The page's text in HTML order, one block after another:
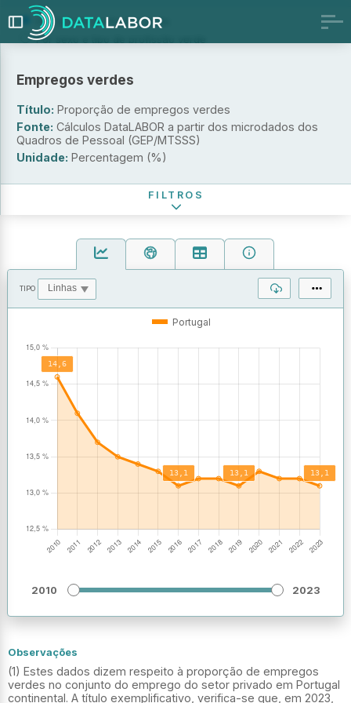
TIPO
Portugal
2010 2023
Observações
(1) Estes dados dizem respeito à proporção de empregos
verdes no conjunto do emprego do setor privado em Portugal
continental. A título exemplificativo, verifica-se que, em 2023,
Empregos verdes
Título: Proporção de empregos verdes
Fonte: Cálculos DataLABOR a partir dos microdados dos
Quadros de Pessoal (GEP/MTSSS)
Unidade: Percentagem (%)
Por tipo de profissão verde
Por sexo e tipo de profissão verde
Por nível de escolaridade e tipo de profissão verde
Por dimensão da empresa e tipo de profissão verde
Tipo de profissão verde
FILTROS